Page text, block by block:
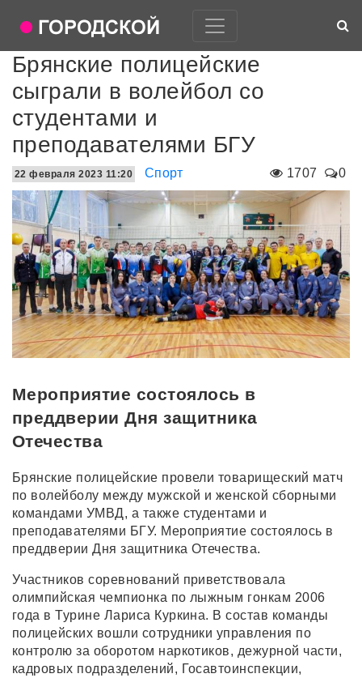
Брянские полицейские
сыграли в волейбол со
студентами и
преподавателями БГУ
1707 0
22 февраля 2023 11:20 Спорт
Мероприятие состоялось в
преддверии Дня защитника
Отечества
Брянские полицейские провели товарищеский матч
по волейболу между мужской и женской сборными
командами УМВД, а также студентами и
преподавателями БГУ. Мероприятие состоялось в
преддверии Дня защитника Отечества.
Участников соревнований приветствовала
олимпийская чемпионка по лыжным гонкам 2006
года в Турине Лариса Куркина. В состав команды
полицейских вошли сотрудники управления по
контролю за оборотом наркотиков, дежурной части,
кадровых подразделений, Госавтоинспекции,